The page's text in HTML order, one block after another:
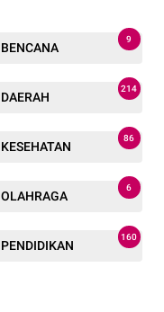
BENCANA
9
DAERAH
214
KESEHATAN
86
OLAHRAGA
6
PENDIDIKAN
160